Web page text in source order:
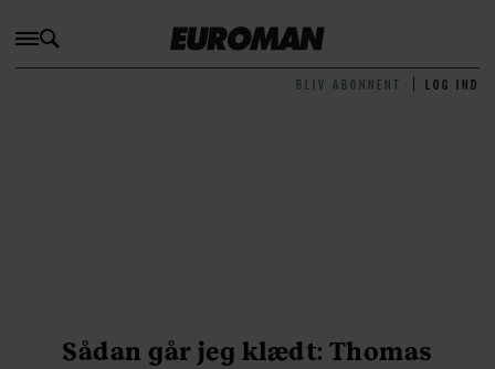
BLIV ABONNENT LOG IND
Sådan går jeg klædt: Thomas